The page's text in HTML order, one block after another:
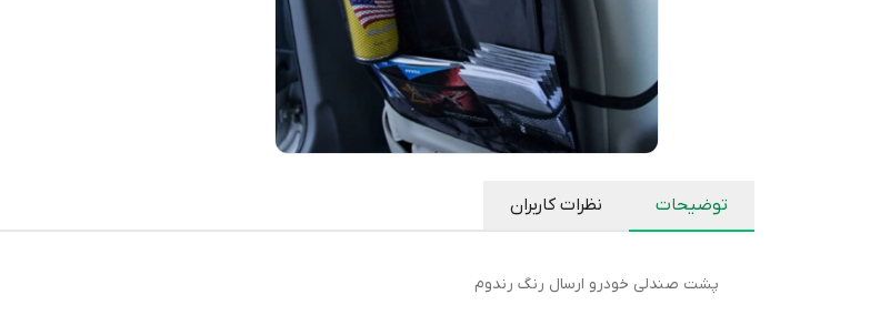
توضیحات نظرات کاربران
پشت صندلی خودرو ارسال رنگ رندوم